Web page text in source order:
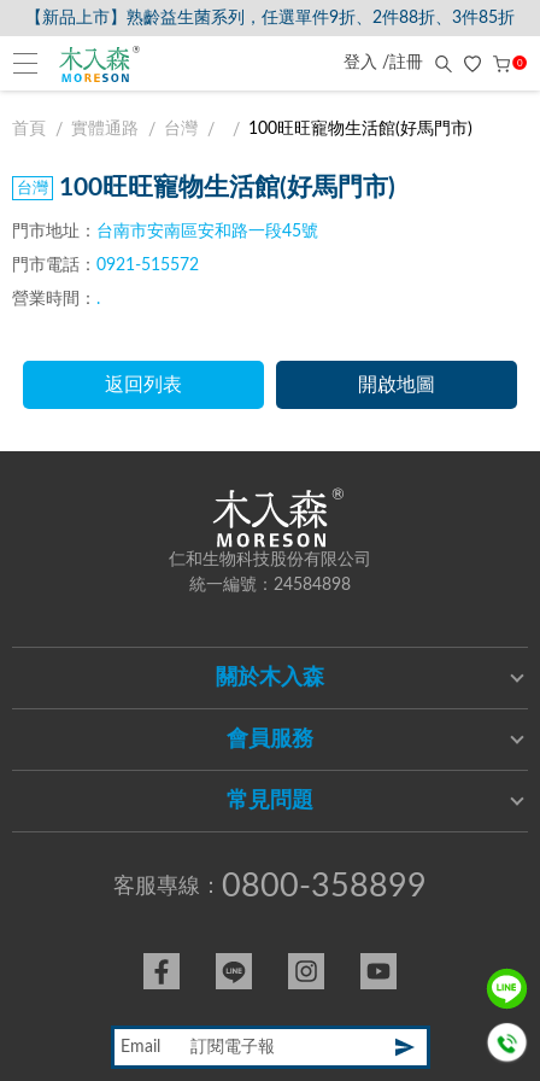
【新品上市】熟齡益生菌系列，任選單件9折、2件88折、3件85折
登入 /註冊 0
首頁 實體通路 台灣 100旺旺寵物生活館(好馬門市)
100旺旺寵物生活館(好馬門市)
門市地址： 台南市安南區安和路一段45號
門市電話： 0921-515572
營業時間： .
返回列表 開啟地圖
仁和生物科技股份有限公司
統一編號：24584898
關於木入森
會員服務
常見問題
客服專線： 0800-358899
Email